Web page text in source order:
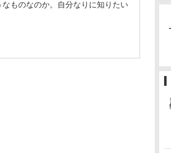
ものなのか。自分なりに知りたい